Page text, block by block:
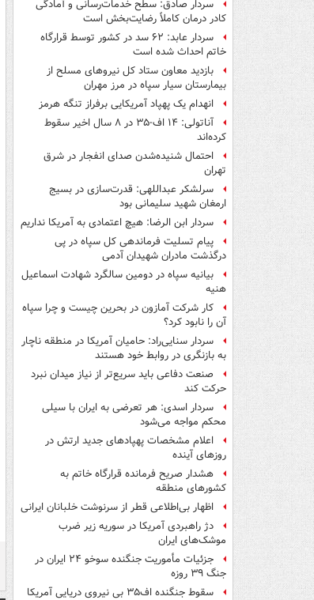
سردار صادق: سطح خدمات‌رسانی و آمادگی
کادر درمان کاملاً رضایت‌بخش است
سردار عابد: ۶۲ سد در کشور توسط قرارگاه
خاتم احداث شده است
بازدید معاون ستاد کل نیروهای مسلح از
بیمارستان سیار سپاه در مرز مهران
انهدام یک پهپاد آمریکایی برفراز تنگه هرمز
آناتولی: ۱۴ اف-۳۵ در ۸ سال اخیر سقوط
کرده‌اند
احتمال شنیده‌شدن صدای انفجار در شرق
تهران
سرلشکر عبداللهی: قدرت‌سازی در بسیج
ارمغان شهید سلیمانی بود
سردار ابن الرضا: هیچ اعتمادی به آمریکا نداریم
پیام تسلیت فرماندهی کل سپاه در پی
درگذشت مادران شهیدان آدمی
بیانیه سپاه در دومین سالگرد شهادت اسماعیل
هنیه
کار شرکت آمازون در بحرین چیست و چرا سپاه
آن را نابود کرد؟
سردار سنایی‌راد: حامیان آمریکا در منطقه ناچار
به بازنگری در روابط خود هستند
صنعت دفاعی باید سریع‌تر از نیاز میدان نبرد
حرکت کند
سردار اسدی: هر تعرضی به ایران با سیلی
محکم مواجه می‌شود
اعلام مشخصات پهپادهای جدید ارتش در
روزهای آینده
هشدار صریح فرمانده قرارگاه خاتم‌ به
کشورهای منطقه
اظهار بی‌اطلاعی قطر از سرنوشت خلبانان ایرانی
دژ راهبردی آمریکا در سوریه زیر ضرب
موشک‌های ایران
جزئیات مأموریت جنگنده سوخو ۲۴ ایران در
جنگ ۳۹ روزه
سقوط جنگنده اف۳۵ بی نیروی دریایی آمریکا